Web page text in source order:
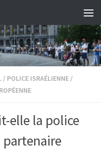
/ POLICE ISRAÉLIENNE /
elle la police
partenaire